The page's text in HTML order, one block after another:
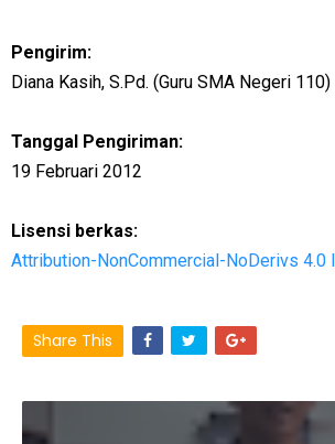
Pengirim:
Diana Kasih, S.Pd. (Guru SMA Negeri 110)
Tanggal Pengiriman:
19 Februari 2012
Lisensi berkas:
Attribution-NonCommercial-NoDerivs 4.0
Share This